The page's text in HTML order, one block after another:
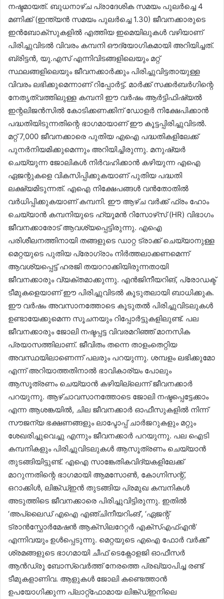
നഷ്ടമായത്. ബുധനാഴ്ച പ്രാദേശിക സമയം പുലർച്ചെ 4
മണിക്ക് (ഇന്ത്യൻ സമയം പുലർച്ചെ 1.30) ജീവനക്കാരുടെ
ഇൻബോക്സുകളിൽ എത്തിയ ഇമെയിലുകൾ വഴിയാണ്
പിരിച്ചുവിടൽ വിവരം കമ്പനി ഔദ്യോഗികമായി അറിയിച്ചത്.
ബ്രിട്ടൻ, യു.എസ് എന്നിവിടങ്ങളിലെയും മറ്റ്
സ്ഥലങ്ങളിലെയും ജീവനക്കാർക്കും പിരിച്ചുവിട്ടതായുള്ള
വിവരം ലഭിക്കുമെന്നാണ് റിപ്പോർട്ട്. മാർക്ക് സക്കർബർഗിന്റെ
നേതൃത്വത്തിലുള്ള കമ്പനി ഈ വർഷം ആർട്ടിഫിഷ്യൽ
ഇന്റലിജൻസിൽ കോടിക്കണക്കിന് ഡോളർ നിക്ഷേപിക്കാൻ
പദ്ധതിയിടുന്നതിന്റെ ഭാഗമായാണ് ഈ കൂട്ടപ്പിരിച്ചുവിടൽ.
മറ്റ് 7,000 ജീവനക്കാരെ പുതിയ എഐ പദ്ധതികളിലേക്ക്
പുനർനിയമിക്കുമെന്നും അറിയിച്ചിരുന്നു. മനുഷ്യർ
ചെയ്യുന്ന ജോലികൾ നിർവഹിക്കാൻ കഴിയുന്ന എഐ
ഏജന്റുകളെ വികസിപ്പിക്കുകയാണ് പുതിയ പദ്ധതി
ലക്ഷ്യമിടുന്നത്. എഐ നിക്ഷേപങ്ങൾ വൻതോതിൽ
വർധിപ്പിക്കുകയാണ് കമ്പനി. ഈ ആഴ്ച വർക്ക് ഫ്രം ഹോം
ചെയ്യാൻ കമ്പനിയുടെ ഹ്യൂമൻ റിസോഴ്‌സ് (HR) വിഭാ​ഗം
ജീവനക്കാരോട് ആവശ്യപ്പെട്ടിരുന്നു. എഐ
പരിശീലനത്തിനായി തങ്ങളുടെ ഡാറ്റ ട്രാക്ക് ചെയ്യാനുള്ള
മെറ്റയുടെ പുതിയ പ്രോഗ്രാം നിർത്തലാക്കണമെന്ന്
ആവശ്യപ്പെട്ട് ഹരജി തയാറാക്കിയിരുന്നതായി
ജീവനക്കാരും വ്യക്തമാക്കുന്നു. എൻജിനീയറിങ്, പ്രോഡക്ട്
ടീമുകളെയാണ് ഈ പിരിച്ചുവിടൽ കൂടുതലായി ബാധിക്കുക.
ഈ വർഷം അവസാനത്തോടെ കൂടുതൽ പിരിച്ചുവിടലുകൾ
ഉണ്ടായേക്കുമെന്ന സൂചനയും റിപ്പോർട്ടുകളിലുണ്ട്. പല
ജീവനക്കാരും ജോലി നഷ്ടപ്പട്ട വിവരമറിഞ്ഞ് മാനസിക
പ്രയാസത്തിലാണ്. ജീവിതം തന്നെ താളംതെറ്റിയ
അവസ്ഥയിലാണെന്ന് പലരും പറയുന്നു. ശമ്പളം ലഭിക്കുമോ
എന്ന് അറിയാത്തതിനാൽ ഭാവികാര്യം പോലും
ആസൂത്രണം ചെയ്യാൻ കഴിയില്ലെന്ന് ജീവനക്കാർ
പറയുന്നു. ആഴ്ചാവസാനത്തോടെ ജോലി നഷ്ടപ്പെട്ടേക്കാം
എന്ന ആശങ്കയിൽ, ചില ജീവനക്കാർ ഓഫീസുകളിൽ നിന്ന്
സൗജന്യ ഭക്ഷണങ്ങളും ലാപ്ടോപ്പ് ചാർജറുകളും മറ്റും
ശേഖരിച്ചുവെച്ചു എന്നും ജീവനക്കാർ പറയുന്നു. പല ഐടി
കമ്പനികളും പിരിച്ചുവിടലുകൾ ആസൂത്രണം ചെയ്യാൻ
തുടങ്ങിയിട്ടുണ്ട്. എഐ സാങ്കേതികവിദ്യകളിലേക്ക്
മാറുന്നതിന്റെ ഭാഗമായി ആമസോൺ, കോഗ്നിസന്റ്,
ഒറാക്കിൾ, ലിങ്ക്ഡ്ഇൻ തുടങ്ങിയ പ്രമുഖ കമ്പനികൾ
അടുത്തിടെ ജീവനക്കാരെ പിരിച്ചുവിട്ടിരുന്നു. ഇതിൽ
‘അപ്ലൈഡ് എഐ എഞ്ചിനീയറിംങ്’, ‘ഏജന്റ്
ട്രാൻസ്ഫോർമേഷൻ ആക്സിലറേറ്റർ എക്സ്എഫ്എൻ’
എന്നിവയും ഉൾപ്പെടുന്നു. മെറ്റയുടെ എഐ ഫോർ വർക്ക്”
ശ്രമങ്ങളുടെ ഭാഗമായി ചീഫ് ടെക്നോളജി ഓഫീസർ
ആൻഡ്രൂ ബോസ്വെർത്ത് നേരത്തെ പ്രഖ്യാപിച്ച രണ്ട്
ടീമുകളാണിവ. ആളുകൾ ജോലി കണ്ടെത്താൻ
ഉപയോഗിക്കുന്ന പ്ലാറ്റ്‌ഫോമായ ലിങ്ക്ഡ്ഇനിലെ